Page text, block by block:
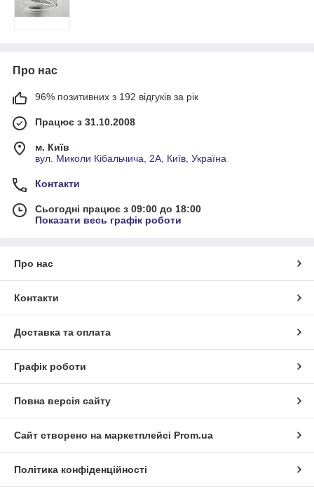
Про нас
96% позитивних з 192 відгуків за рік
Працює з 31.10.2008
м. Київ
вул. Миколи Кібальчича, 2А, Київ, Україна
Контакти
Сьогодні працює з 09:00 до 18:00
Показати весь графік роботи
Про нас
Контакти
Доставка та оплата
Графік роботи
Повна версія сайту
Сайт створено на маркетплейсі Prom.ua
Політика конфіденційності